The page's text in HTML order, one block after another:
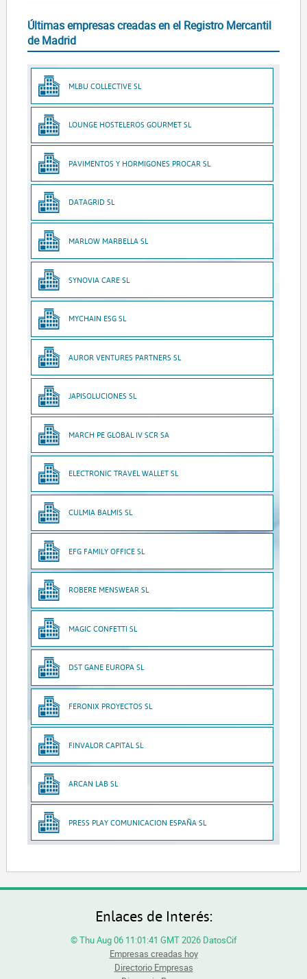
Últimas empresas creadas en el Registro Mercantil
de Madrid
MLBU COLLECTIVE SL
LOUNGE HOSTELEROS GOURMET SL
PAVIMENTOS Y HORMIGONES PROCAR SL
DATAGRID SL
MARLOW MARBELLA SL
SYNOVIA CARE SL
MYCHAIN ESG SL
AUROR VENTURES PARTNERS SL
JAPISOLUCIONES SL
MARCH PE GLOBAL IV SCR SA
ELECTRONIC TRAVEL WALLET SL
CULMIA BALMIS SL
EFG FAMILY OFFICE SL
ROBERE MENSWEAR SL
MAGIC CONFETTI SL
DST GANE EUROPA SL
FERONIX PROYECTOS SL
FINVALOR CAPITAL SL
ARCAN LAB SL
PRESS PLAY COMUNICACION ESPAÑA SL
Enlaces de Interés:
© Thu Aug 06 11:01:41 GMT 2026 DatosCif
Empresas creadas hoy
Directorio Empresas